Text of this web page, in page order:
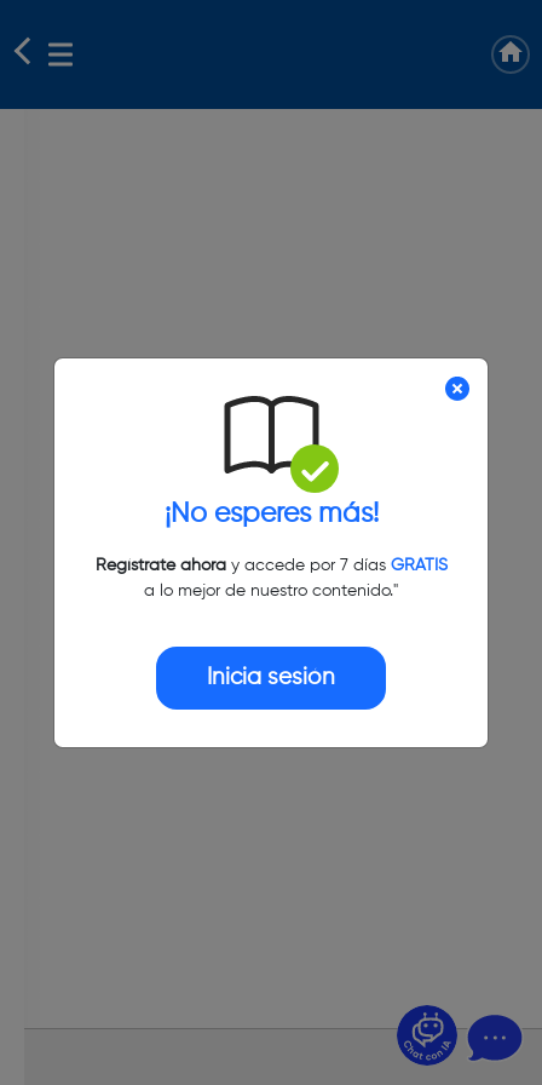
¡No esperes más!
Regístrate ahoray accede por 7 días GRATIS
a lo mejor de nuestro contenido."
Inicia sesión